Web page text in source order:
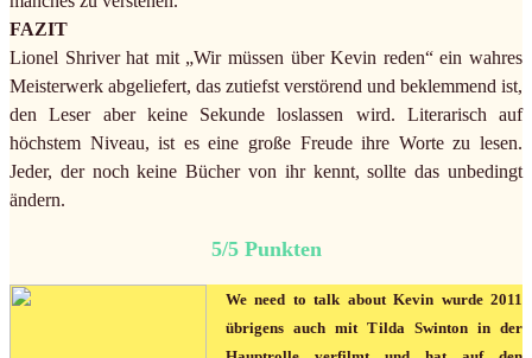
FAZIT
Lionel Shriver hat mit „Wir müssen über Kevin reden“ ein wahres
Meisterwerk abgeliefert, das zutiefst verstörend und beklemmend ist,
den Leser aber keine Sekunde loslassen wird. Literarisch auf
höchstem Niveau, ist es eine große Freude ihre Worte zu lesen.
Jeder, der noch keine Bücher von ihr kennt, sollte das unbedingt
ändern.
5/5 Punkten
We need to talk about Kevin wurde 2011
übrigens auch mit Tilda Swinton in der